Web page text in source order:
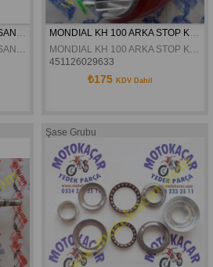
451126029633
₺175 KDV Dahil
Şase Grubu